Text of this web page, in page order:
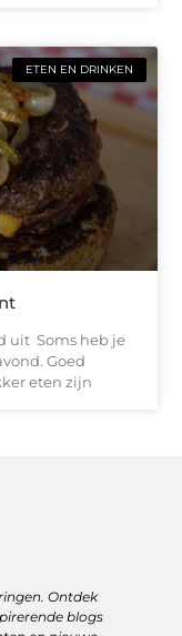
ETEN EN DRINKEN
uit Soms heb je
Goed
eten zijn
Ontdek
blogs